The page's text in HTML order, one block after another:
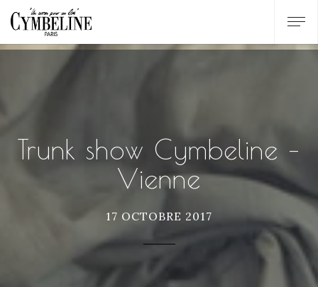
Trunk show Cymbeline –
Vienne
17 OCTOBRE 2017